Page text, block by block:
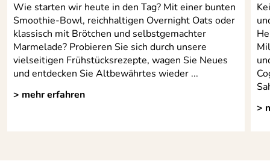
Wie starten wir heute in den Tag? Mit einer bunten
Smoothie-Bowl, reichhaltigen Overnight Oats oder
klassisch mit Brötchen und selbstgemachter
Marmelade? Probieren Sie sich durch unsere
vielseitigen Frühstücksrezepte, wagen Sie Neues
und entdecken Sie Altbewährtes wieder ...
> mehr erfahren
>